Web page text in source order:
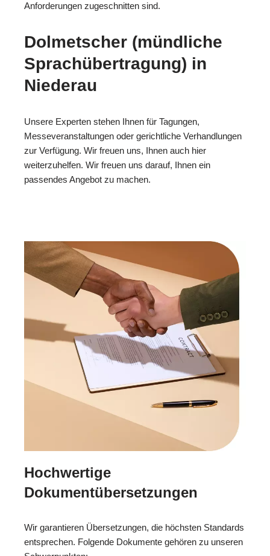
Anforderungen zugeschnitten sind.
Dolmetscher (mündliche
Sprachübertragung) in
Niederau
Unsere Experten stehen Ihnen für Tagungen,
Messeveranstaltungen oder gerichtliche Verhandlungen
zur Verfügung. Wir freuen uns, Ihnen auch hier
weiterzuhelfen. Wir freuen uns darauf, Ihnen ein
passendes Angebot zu machen.
Hochwertige
Dokumentübersetzungen
Wir garantieren Übersetzungen, die höchsten Standards
entsprechen. Folgende Dokumente gehören zu unseren